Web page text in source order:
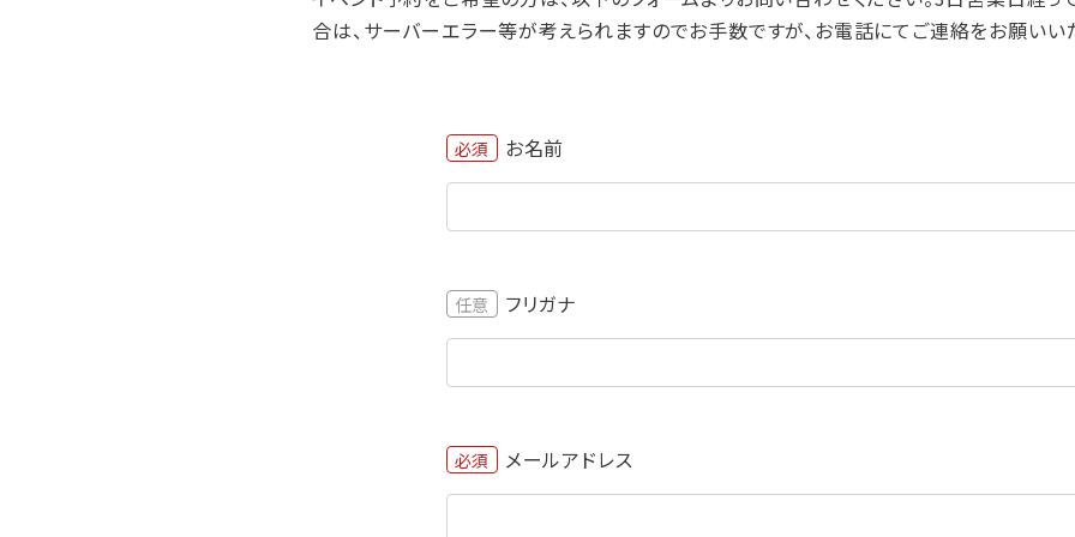
合は、サーバーエラー等が考えられますのでお手数ですが、お電話にてご連絡をお願いい
必須 お名前
任意 フリガナ
必須 メールアドレス